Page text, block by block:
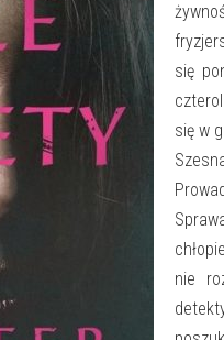
się
się w
nie